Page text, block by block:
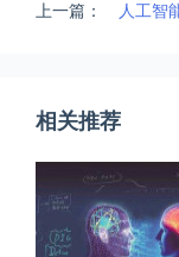
上一篇： 人工智
相关推荐